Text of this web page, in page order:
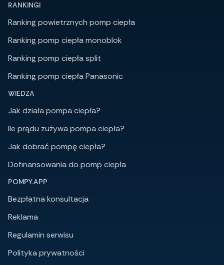
RANKINGI
Ranking powietrznych pomp ciepła
Ranking pomp ciepła monoblok
Ranking pomp ciepła split
Ranking pomp ciepła Panasonic
WIEDZA
Jak działa pompa ciepła?
Ile prądu zużywa pompa ciepła?
Jak dobrać pompę ciepła?
Dofinansowania do pomp ciepła
POMPY.APP
Bezpłatna konsultacja
Reklama
Regulamin serwisu
Polityka prywatności